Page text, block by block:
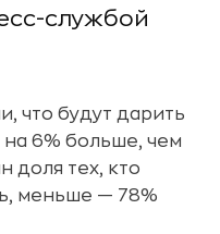
службой
что будут дарить
6% больше, чем
доля тех, кто
меньше — 78%